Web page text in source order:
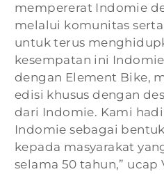
mempererat Indomie
melalui komunitas
untuk terus
kesempatan ini
dengan Element Bike,
edisi khusus dengan
dari Indomie. Kami
Indomie sebagai
kepada masyarakat
selama 50 tahun,”